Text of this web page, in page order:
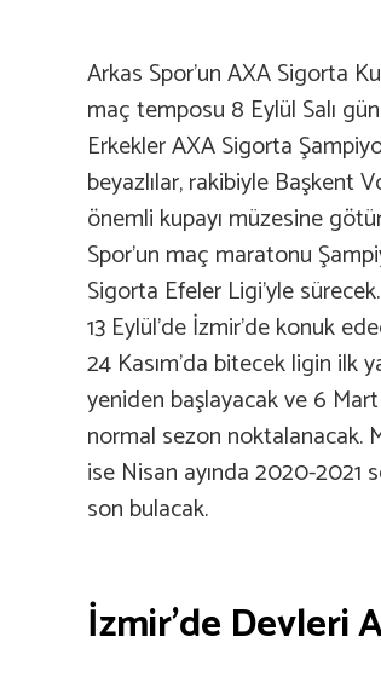
Arkas Spor’un AXA Sigorta
maç temposu 8 Eylül Salı
Erkekler AXA Sigorta
beyazlılar, rakibiyle Başkent
önemli kupayı müzesine
Spor’un maç maratonu
Sigorta Efeler Ligi’yle
13 Eylül’de İzmir’de konuk
24 Kasım’da bitecek ligin ilk
yeniden başlayacak ve 6
normal sezon noktalanacak.
ise Nisan ayında 2020-2021
son bulacak.
İzmir’de Devleri